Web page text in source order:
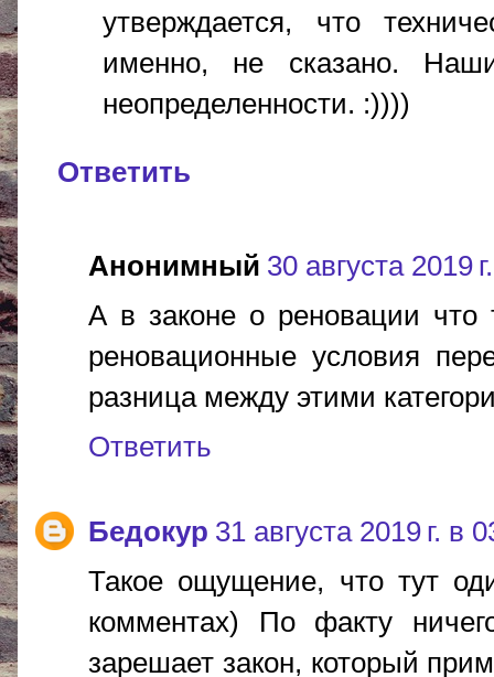
утверждается, что
именно, не сказано.
неопределенности. :))))
Ответить
Анонимный 30 августа 2019
А в законе о реновации
реновационные условия
разница между этими
Ответить
Бедокур 31 августа 2019 г. в
Такое ощущение, что тут
комментах) По факту
зарешает закон, который